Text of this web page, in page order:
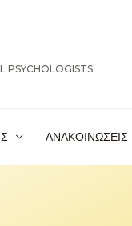
PSYCHOLOGISTS
ΑΝΑΚΟΙΝΩΣΕΙΣ